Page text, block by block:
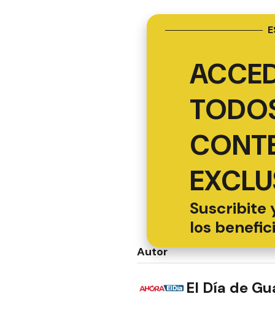
Suscribite
los
Autor
El Día de